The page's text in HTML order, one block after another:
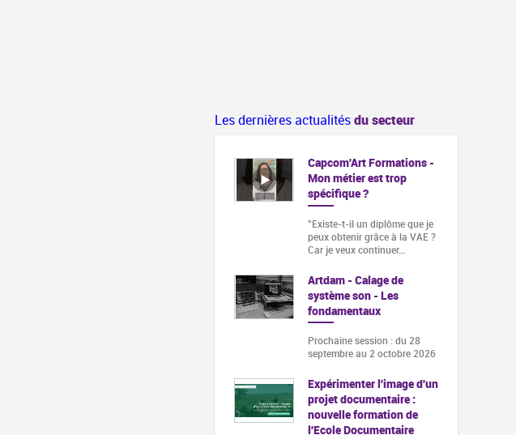
Les dernières actualitésdu secteur
Capcom'Art Formations -
Mon métier est trop
spécifique ?
"Existe-t-il un diplôme que je
peux obtenir grâce à la VAE ?
Car je veux continuer…
Artdam - Calage de
système son - Les
fondamentaux
Prochaine session : du 28
septembre au 2 octobre 2026
Expérimenter l'image d'un
projet documentaire :
nouvelle formation de
l'Ecole Documentaire